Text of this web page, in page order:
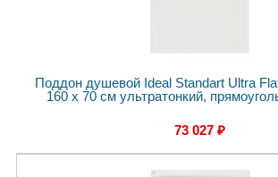
Поддон душевой Ideal Standart Ultra
160 x 70 см ультратонкий,
73 027 ₽